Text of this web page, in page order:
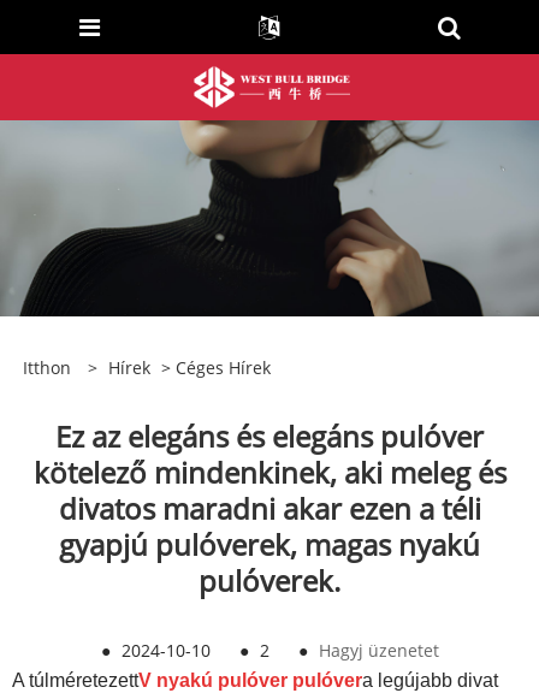
Itthon > Hírek > Céges Hírek
Ez az elegáns és elegáns pulóver
kötelező mindenkinek, aki meleg és
divatos maradni akar ezen a téli
gyapjú pulóverek, magas nyakú
pulóverek.
● 2024-10-10 ● 2 ● Hagyj üzenetet
A túlméretezettV nyakú pulóver pulóvera legújabb divat